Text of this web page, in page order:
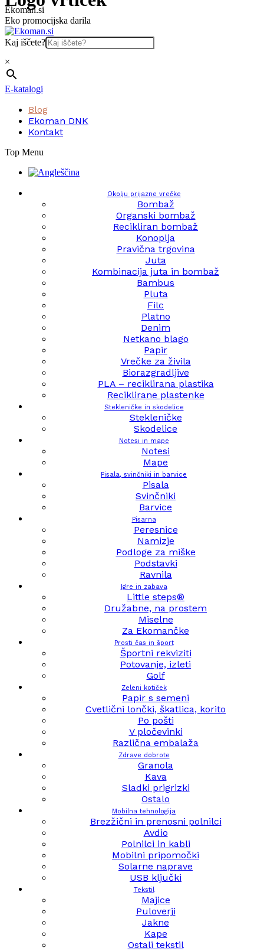
Skip
to
content
Ekoman.si
Eko promocijska darila
Kaj iščete?
×
E-katalogi
Blog
Ekoman DNK
Kontakt
Top Menu
Okolju prijazne vrečke
Bombaž
Organski bombaž
Recikliran bombaž
Konoplja
Pravična trgovina
Juta
Kombinacija juta in bombaž
Bambus
Pluta
Filc
Platno
Denim
Netkano blago
Papir
Vrečke za živila
Biorazgradljive
PLA – reciklirana plastika
Reciklirane plastenke
Stekleničke in skodelice
Stekleničke
Skodelice
Notesi in mape
Notesi
Mape
Pisala, svinčniki in barvice
Pisala
Svinčniki
Barvice
Pisarna
Peresnice
Namizje
Podloge za miške
Podstavki
Ravnila
Igre in zabava
Little steps®
Družabne, na prostem
Miselne
Za Ekomančke
Prosti čas in šport
Športni rekviziti
Potovanje, izleti
Golf
Zeleni kotiček
Papir s semeni
Cvetlični lončki, škatlica, korito
Po pošti
V pločevinki
Različna embalaža
Zdrave dobrote
Granola
Kava
Sladki prigrizki
Ostalo
Mobilna tehnologija
Brezžični in prenosni polnilci
Avdio
Polnilci in kabli
Mobilni pripomočki
Solarne naprave
USB ključki
Tekstil
Majice
Puloverji
Jakne
Kape
Ostali tekstil